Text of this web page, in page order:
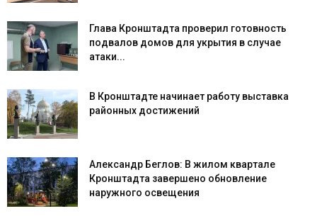
Глава Кронштадта проверил готовность
подвалов домов для укрытия в случае
атаки...
В Кронштадте начинает работу выставка
районных достижений
Александр Беглов: В жилом квартале
Кронштадта завершено обновление
наружного освещения